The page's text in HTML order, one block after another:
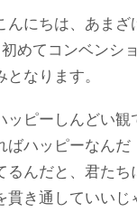
んにちは、あまざ
めてコンベンシ
となります。
ッピーしんどい
ばハッピーなん
るんだと、君た
貫き通していい